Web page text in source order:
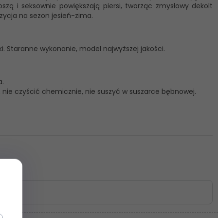
i seksownie powiększają piersi, tworząc zmysłowy dekolt
na sezon jesień-zima.
Staranne wykonanie, model najwyższej jakości.
czyścić chemicznie, nie suszyć w suszarce bębnowej.